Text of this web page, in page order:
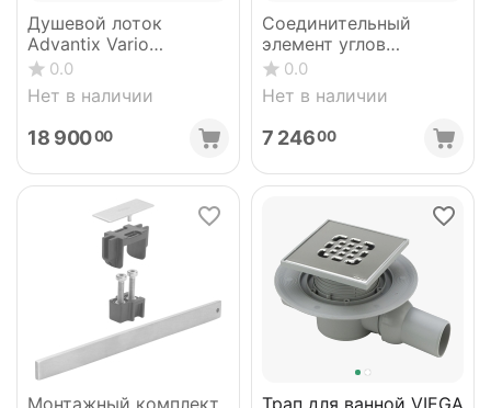
Душевой лоток
Advantix Vario
(комплект) матовый,
30-120 см VIEGA
704353
0.0
Нет в наличии
18 90000
Соединительный
элемент углов
Advantix Vario VIEGA
708924
0.0
Нет в наличии
7 24600